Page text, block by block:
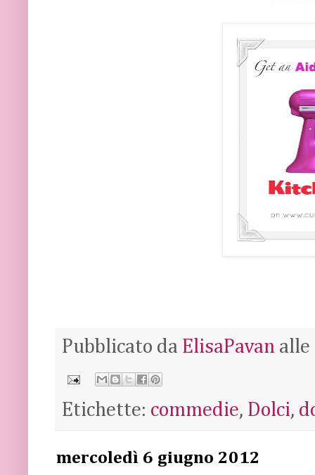
Pubblicato da ElisaPavan alle
Etichette: commedie, Dolci,
mercoledì 6 giugno 2012